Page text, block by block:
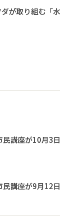
取り組む「水
講座が10月3
講座が9月12